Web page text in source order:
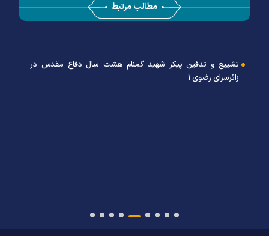
مطالب مرتبط